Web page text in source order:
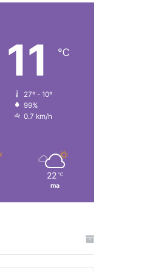
11 ℃
27º - 10º
99%
0.7 km/h
22 ℃
ma